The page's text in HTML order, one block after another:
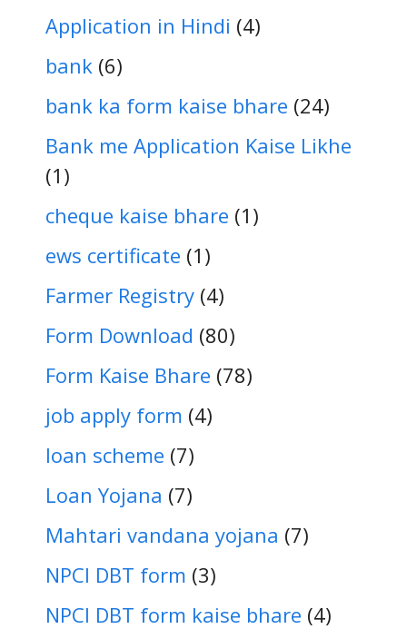
Application in Hindi (4)
bank (6)
bank ka form kaise bhare (24)
Bank me Application Kaise Likhe
(1)
cheque kaise bhare (1)
ews certificate (1)
Farmer Registry (4)
Form Download (80)
Form Kaise Bhare (78)
job apply form (4)
loan scheme (7)
Loan Yojana (7)
Mahtari vandana yojana (7)
NPCI DBT form (3)
NPCI DBT form kaise bhare (4)